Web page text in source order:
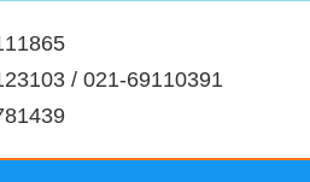
/ 021-69110391